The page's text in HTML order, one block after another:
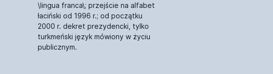
\lingua franca\; przejście na alfabet
łaciński od 1996 r.; od początku
2000 r. dekret prezydencki, tylko
turkmeński język mówiony w życiu
publicznym.